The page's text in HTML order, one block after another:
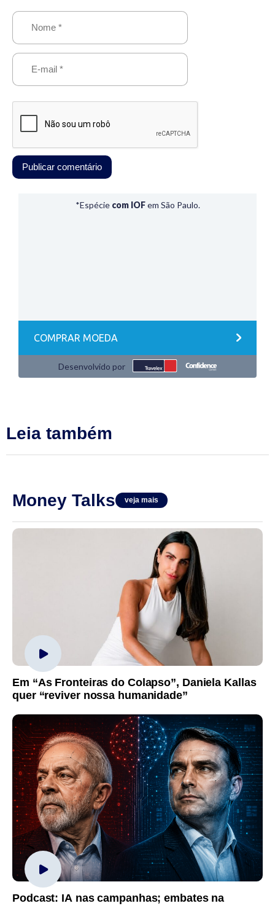
Leia também
Money Talks veja mais
Em “As Fronteiras do Colapso”, Daniela Kallas
quer “reviver nossa humanidade”
Podcast: IA nas campanhas; embates na